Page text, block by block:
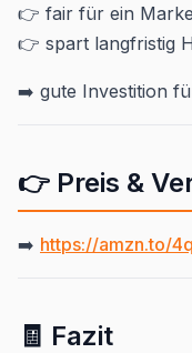
👉 fair für ein
👉 spart langfristig
➡️ gute Investition
👉 Preis &
➡️ https://amzn.to/
🧾 Fazit